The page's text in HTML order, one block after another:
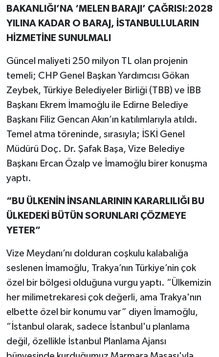
BAKANLIĞI’NA ‘MELEN BARAJI’ ÇAĞRISI:2028
YILINA KADAR O BARAJ, İSTANBULLULARIN
HİZMETİNE SUNULMALI
Güncel maliyeti 250 milyon TL olan projenin
temeli; CHP Genel Başkan Yardımcısı Gökan
Zeybek, Türkiye Belediyeler Birliği (TBB) ve İBB
Başkanı Ekrem İmamoğlu ile Edirne Belediye
Başkanı Filiz Gencan Akın’ın katılımlarıyla atıldı.
Temel atma töreninde, sırasıyla; İSKİ Genel
Müdürü Doç. Dr. Şafak Başa, Vize Belediye
Başkanı Ercan Özalp ve İmamoğlu birer konuşma
yaptı.
“BU ÜLKENİN İNSANLARININ KARARLILIĞI BU
ÜLKEDEKİ BÜTÜN SORUNLARI ÇÖZMEYE
YETER”
Vize Meydanı’nı dolduran coşkulu kalabalığa
seslenen İmamoğlu, Trakya’nın Türkiye’nin çok
özel bir bölgesi olduğuna vurgu yaptı. “Ülkemizin
her milimetrekaresi çok değerli, ama Trakya'nın
elbette özel bir konumu var” diyen İmamoğlu,
“İstanbul olarak, sadece İstanbul'u planlama
değil, özellikle İstanbul Planlama Ajansı